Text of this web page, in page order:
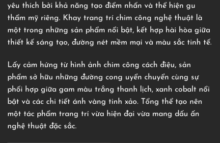
yêu thích bởi khả năng tạo điểm nhấn và thể hiện gu
thẩm mỹ riêng. Khay trang trí chim công nghệ thuật là
một trong những sản phẩm nổi bật, kết hợp hài hòa giữa
thiết kế sáng tạo, đường nét mềm mại và màu sắc tinh tế.
Lấy cảm hứng từ hình ảnh chim công cách điệu, sản
phẩm sở hữu những đường cong uyển chuyển cùng sự
phối hợp giữa gam màu trắng thanh lịch, xanh cobalt nổi
bật và các chi tiết ánh vàng tinh xảo. Tổng thể tạo nên
một tác phẩm trang trí vừa hiện đại vừa mang dấu ấn
nghệ thuật đặc sắc.